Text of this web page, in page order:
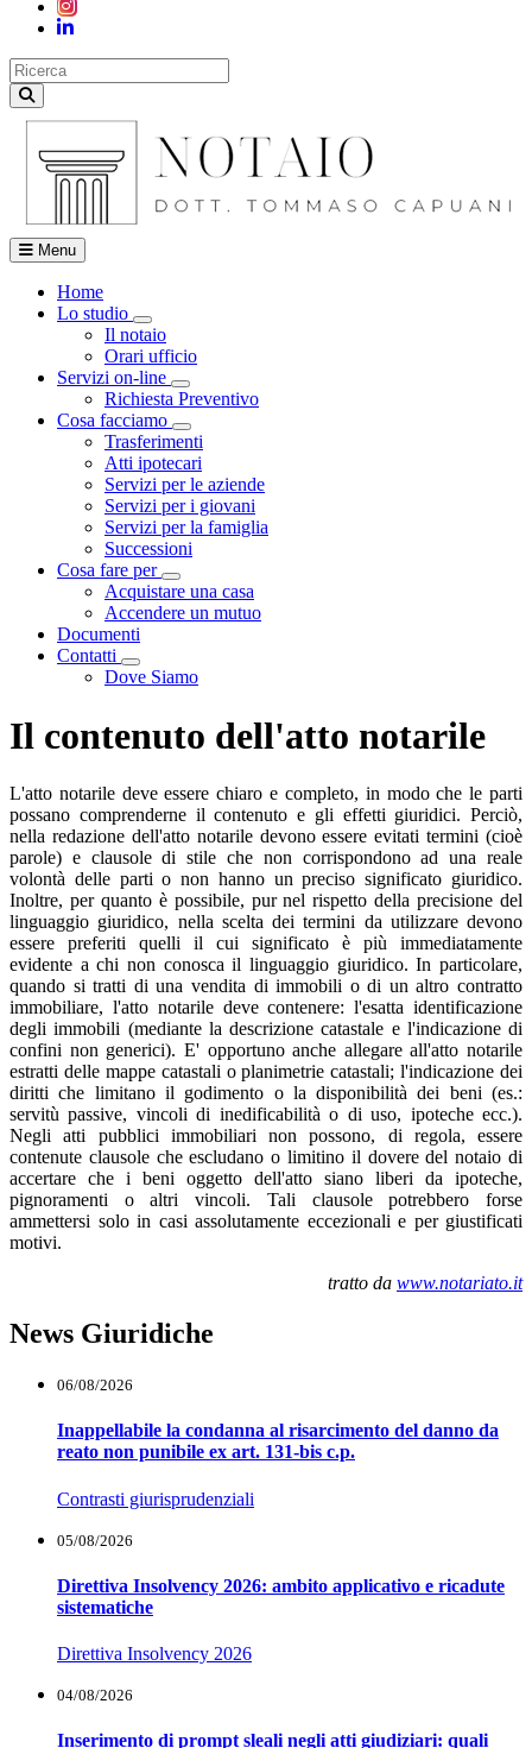
Menu
Home
Lo studio
Visualizza menù di secondo livello
Il notaio
Orari ufficio
Servizi on-line
Visualizza menù di secondo livello
Richiesta Preventivo
Cosa facciamo
Visualizza menù di secondo livello
Trasferimenti
Atti ipotecari
Servizi per le aziende
Servizi per i giovani
Servizi per la famiglia
Successioni
Cosa fare per
Visualizza menù di secondo livello
Acquistare una casa
Accendere un mutuo
Documenti
Contatti
Visualizza menù di secondo livello
Dove Siamo
Il contenuto dell'atto notarile
L'atto notarile deve essere chiaro e completo, in modo che le parti
possano comprenderne il contenuto e gli effetti giuridici. Perciò,
nella redazione dell'atto notarile devono essere evitati termini (cioè
parole) e clausole di stile che non corrispondono ad una reale
volontà delle parti o non hanno un preciso significato giuridico.
Inoltre, per quanto è possibile, pur nel rispetto della precisione del
linguaggio giuridico, nella scelta dei termini da utilizzare devono
essere preferiti quelli il cui significato è più immediatamente
evidente a chi non conosca il linguaggio giuridico. In particolare,
quando si tratti di una vendita di immobili o di un altro contratto
immobiliare, l'atto notarile deve contenere: l'esatta identificazione
degli immobili (mediante la descrizione catastale e l'indicazione di
confini non generici). E' opportuno anche allegare all'atto notarile
estratti delle mappe catastali o planimetrie catastali; l'indicazione dei
diritti che limitano il godimento o la disponibilità dei beni (es.:
servitù passive, vincoli di inedificabilità o di uso, ipoteche ecc.).
Negli atti pubblici immobiliari non possono, di regola, essere
contenute clausole che escludano o limitino il dovere del notaio di
accertare che i beni oggetto dell'atto siano liberi da ipoteche,
pignoramenti o altri vincoli. Tali clausole potrebbero forse
ammettersi solo in casi assolutamente eccezionali e per giustificati
motivi.
tratto da www.notariato.it
News Giuridiche
06/08/2026
Inappellabile la condanna al risarcimento del danno da
reato non punibile ex art. 131-bis c.p.
Contrasti giurisprudenziali
05/08/2026
Direttiva Insolvency 2026: ambito applicativo e ricadute
sistematiche
Direttiva Insolvency 2026
04/08/2026
Inserimento di prompt sleali negli atti giudiziari: quali